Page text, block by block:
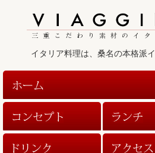
イタリア料理は、桑名の本格派